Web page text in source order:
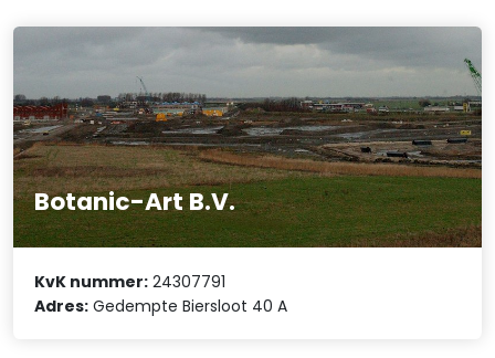
Botanic-Art B.V.
KvK nummer: 24307791
Adres: Gedempte Biersloot 40 A